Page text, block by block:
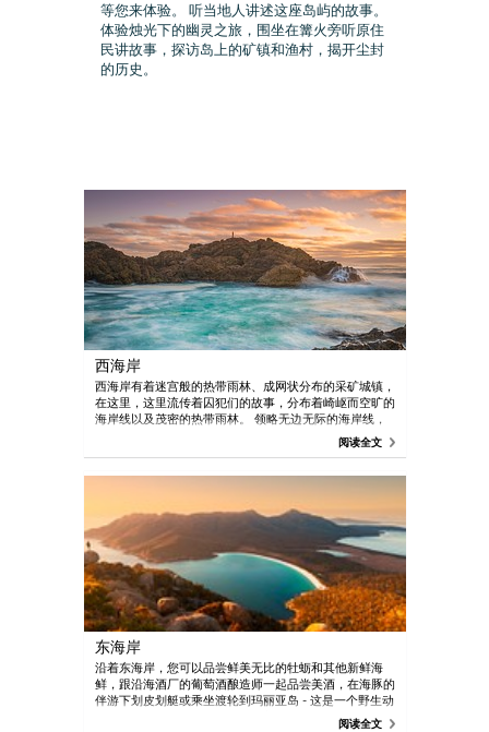
等您来体验。 听当地人讲述这座岛屿的故事。
体验烛光下的幽灵之旅，围坐在篝火旁听原住
民讲故事，探访岛上的矿镇和渔村，揭开尘封
的历史。
西海岸
西海岸有着迷宫般的热带雨林、成网状分布的采矿城镇，
在这里，这里流传着囚犯们的故事，分布着崎岖而空旷的
海岸线以及茂密的热带雨林。 领略无边无际的海岸线，
探险澳大利亚最大、世界第二大温带雨林-塔吉尼。 科林
纳 (Corinna) 这座历史悠久的采矿小镇坐落在丛林深
阅读全文
东海岸
沿着东海岸，您可以品尝鲜美无比的牡蛎和其他新鲜海
鲜，跟沿海酒厂的葡萄酒酿造师一起品尝美酒，在海豚的
伴游下划皮划艇或乘坐渡轮到玛丽亚岛 - 这是一个野生动
物栖息地，您可在此观赏天然的美景并聆听囚犯的历史故
阅读全文